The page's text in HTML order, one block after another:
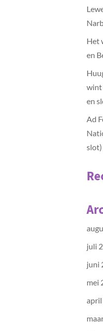
Het
en
wint
en
Ad
slot)
juli
juni
mei